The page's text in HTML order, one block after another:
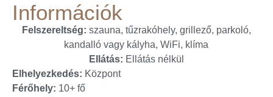
Információk
Felszereltség: szauna, tűzrakóhely, grillező, parkoló,
kandalló vagy kályha, WiFi, klíma
Ellátás: Ellátás nélkül
Elhelyezkedés: Központ
Férőhely: 10+ fő